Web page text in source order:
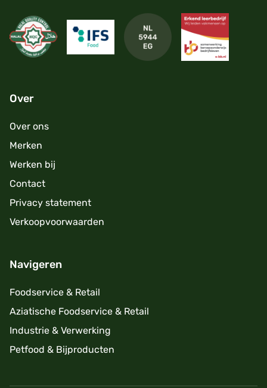
Over
Over ons
Merken
Werken bij
Contact
Privacy statement
Verkoopvoorwaarden
Navigeren
Foodservice & Retail
Aziatische Foodservice & Retail
Industrie & Verwerking
Petfood & Bijproducten